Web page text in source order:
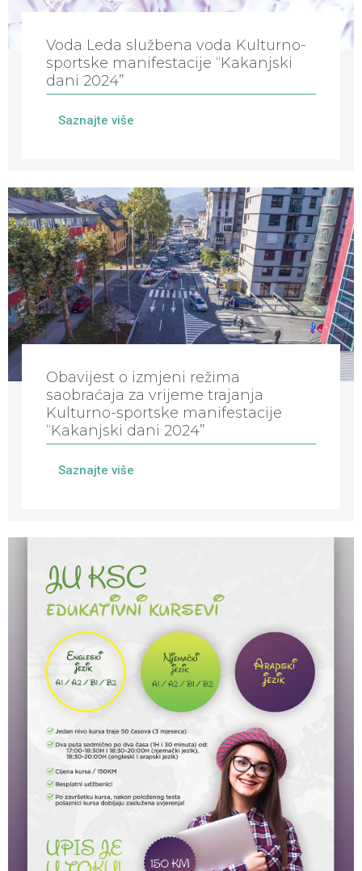
Voda Leda službena voda Kulturno-
sportske manifestacije “Kakanjski
dani 2024”
Saznajte više
Obavijest o izmjeni režima
saobraćaja za vrijeme trajanja
Kulturno-sportske manifestacije
“Kakanjski dani 2024”
Saznajte više